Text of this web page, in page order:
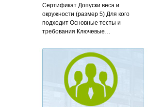
Сертификат Допуски веса и
окружности (размер 5) Для кого
подходит Основные тесты и
требования Ключевые…